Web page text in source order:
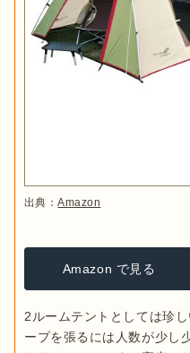
出典：Amazon
Amazon で見る
2ルームテントとしては珍
ープを張るには人数が少し